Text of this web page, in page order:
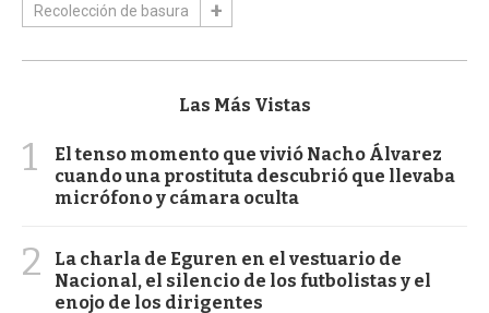
Recolección de basura
Las Más Vistas
1
El tenso momento que vivió Nacho Álvarez
cuando una prostituta descubrió que llevaba
micrófono y cámara oculta
2
La charla de Eguren en el vestuario de
Nacional, el silencio de los futbolistas y el
enojo de los dirigentes